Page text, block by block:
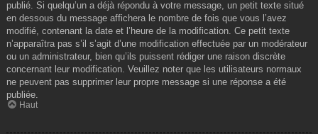
publié. Si quelqu’un a déjà répondu à votre message, un petit texte situé
en dessous du message affichera le nombre de fois que vous l’avez
modifié, contenant la date et l’heure de la modification. Ce petit texte
n’apparaîtra pas s’il s’agit d’une modification effectuée par un modérateur
ou un administrateur, bien qu’ils puissent rédiger une raison discrète
concernant leur modification. Veuillez noter que les utilisateurs normaux
ne peuvent pas supprimer leur propre message si une réponse a été
publiée.
Haut